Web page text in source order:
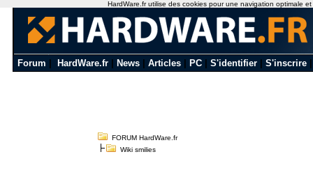
Forum HardWare.fr News Articles PC S'identifier S'inscrire
FORUM HardWare.fr
Wiki smilies
HardWare.fr utilise des cookies pour une navigation optimale